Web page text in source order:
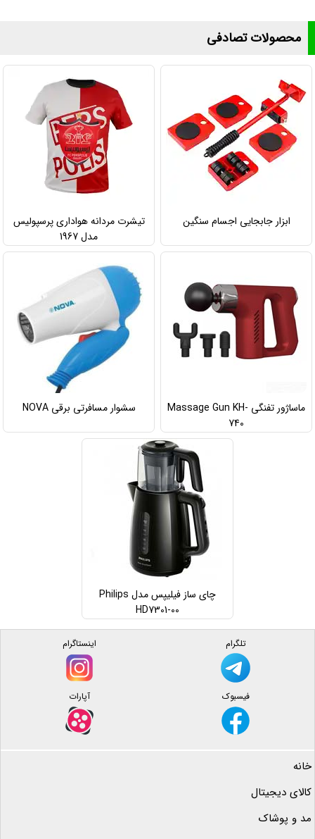
محصولات تصادفی
ابزار جابجایی اجسام سنگین
تیشرت مردانه هواداری پرسپولیس
مدل 1967
ماساژور تفنگی Massage Gun KH-
740
سشوار مسافرتی برقی NOVA
چای ساز فیلیپس مدل Philips
HD7301-00
تلگرام اینستاگرام
فیسبوک آپارات
خانه
کالای دیجیتال
مد و پوشاک